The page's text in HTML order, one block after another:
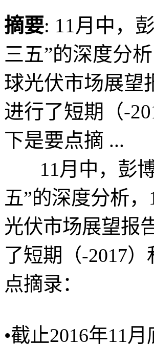
摘要: 11月中，
三五”的深度分
球光伏市场展望
进行了短期（-
下是要点摘 ...
11月中，彭博
五”的深度分析
光伏市场展望报
了短期（-2017
点摘录：
•截止2016年11